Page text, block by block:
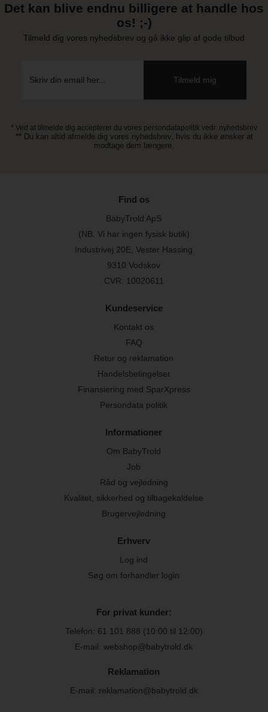
Det kan blive endnu billigere at handle hos
os! ;-)
Tilmeld dig vores nyhedsbrev og gå ikke glip af gode tilbud
* Ved at tilmelde dig accepterer du vores persondatapolitik vedr. nyhedsbrev
** Du kan altid afmelde dig vores nyhedsbrev, hvis du ikke ønsker at
modtage dem længere.
Find os
BabyTrold ApS
(NB. Vi har ingen fysisk butik)
Industrivej 20E, Vester Hassing
9310 Vodskov
CVR: 10020611
Kundeservice
Kontakt os
FAQ
Retur og reklamation
Handelsbetingelser
Finansiering med SparXpress
Persondata politik
Informationer
Om BabyTrold
Job
Råd og vejledning
Kvalitet, sikkerhed og tilbagekaldelse
Brugervejledning
Erhverv
Log ind
Søg om forhandler login
For privat kunder:
Telefon: 61 101 888 (10:00 til 12:00)
E-mail: webshop@babytrold.dk
Reklamation
E-mail: reklamation@babytrold.dk